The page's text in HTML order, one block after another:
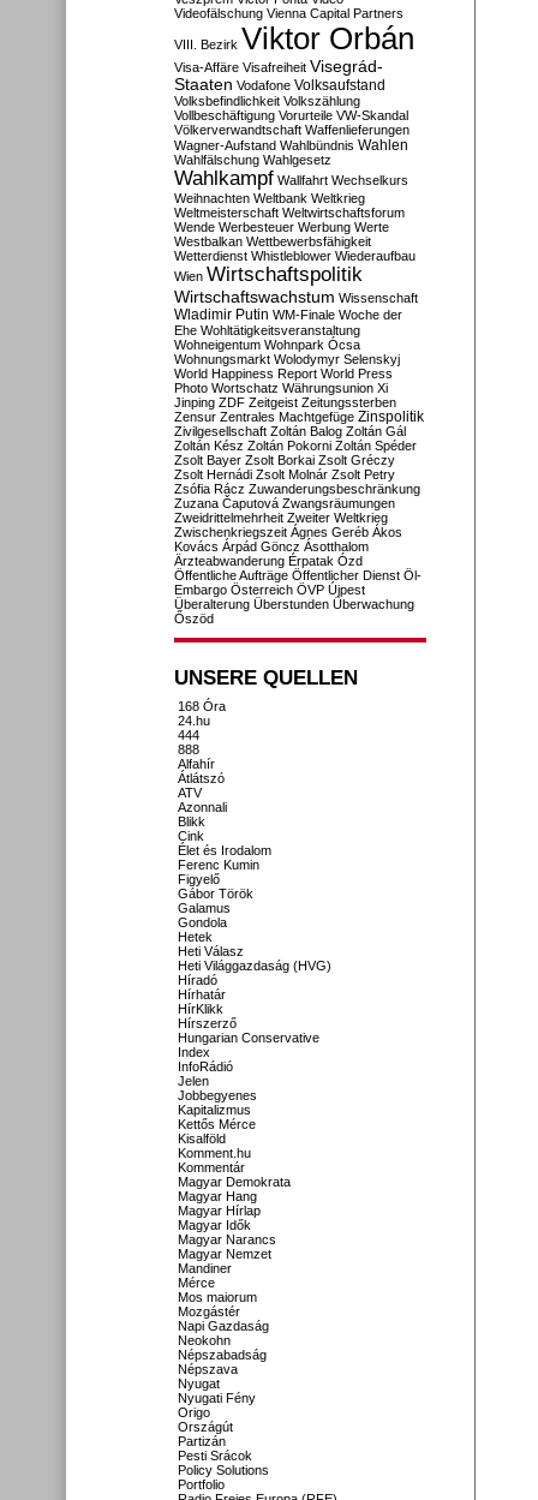
Videofälschung Vienna Capital Partners
VIII. Bezirk Viktor Orbán
Visa-Affäre Visafreiheit Visegrád-
Staaten Vodafone Volksaufstand
Volksbefindlichkeit Volkszählung
Vollbeschäftigung Vorurteile VW-Skandal
Völkerverwandtschaft Waffenlieferungen
Wagner-Aufstand Wahlbündnis Wahlen
Wahlfälschung Wahlgesetz
Wahlkampf Wallfahrt Wechselkurs
Weihnachten Weltbank Weltkrieg
Weltmeisterschaft Weltwirtschaftsforum
Wende Werbesteuer Werbung Werte
Westbalkan Wettbewerbsfähigkeit
Wetterdienst Whistleblower Wiederaufbau
Wien Wirtschaftspolitik
Wirtschaftswachstum Wissenschaft
Wladimir Putin WM-Finale Woche der
Ehe Wohltätigkeitsveranstaltung
Wohneigentum Wohnpark Ócsa
Wohnungsmarkt Wolodymyr Selenskyj
World Happiness Report World Press
Photo Wortschatz Währungsunion Xi
Jinping ZDF Zeitgeist Zeitungssterben
Zensur Zentrales Machtgefüge Zinspolitik
Zivilgesellschaft Zoltán Balog Zoltán Gál
Zoltán Kész Zoltán Pokorni Zoltán Spéder
Zsolt Bayer Zsolt Borkai Zsolt Gréczy
Zsolt Hernádi Zsolt Molnár Zsolt Petry
Zsófia Rácz Zuwanderungsbeschränkung
Zuzana Čaputová Zwangsräumungen
Zweidrittelmehrheit Zweiter Weltkrieg
Zwischenkriegszeit Ágnes Geréb Ákos
Kovács Árpád Göncz Ásotthalom
Ärzteabwanderung Érpatak Ózd
Öffentliche Aufträge Öffentlicher Dienst Öl-
Embargo Österreich ÖVP Újpest
Überalterung Überstunden Überwachung
Őszöd
UNSERE QUELLEN
168 Óra
24.hu
444
888
Alfahír
Átlátszó
ATV
Azonnali
Blikk
Cink
Élet és Irodalom
Ferenc Kumin
Figyelő
Gábor Török
Galamus
Gondola
Hetek
Heti Válasz
Heti Világgazdaság (HVG)
Híradó
Hírhatár
HírKlikk
Hírszerző
Hungarian Conservative
Index
InfoRádió
Jelen
Jobbegyenes
Kapitalizmus
Kettős Mérce
Kisalföld
Komment.hu
Kommentár
Magyar Demokrata
Magyar Hang
Magyar Hírlap
Magyar Idők
Magyar Narancs
Magyar Nemzet
Mandiner
Mérce
Mos maiorum
Mozgástér
Napi Gazdaság
Neokohn
Népszabadság
Népszava
Nyugat
Nyugati Fény
Origo
Országút
Partizán
Pesti Srácok
Policy Solutions
Portfolio